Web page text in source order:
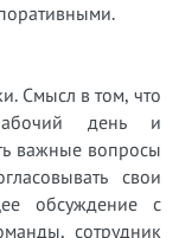
Смысл в том, что
день и
важные вопросы
свои
обсуждение с
сотрудник